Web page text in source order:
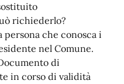
richiederlo?
persona che conosca i
nel Comune.
di
in corso di validità